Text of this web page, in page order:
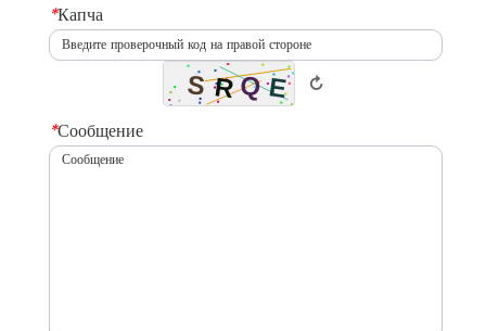
*Капча
↻
*Сообщение